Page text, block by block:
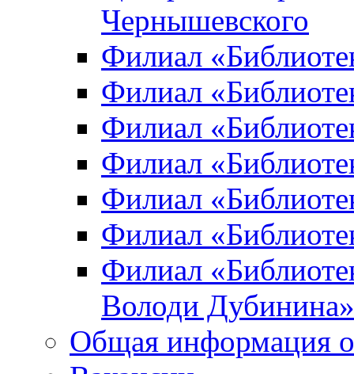
Чернышевского
Филиал
Филиал
Филиал
Филиал
Филиал
Филиал
Филиал
Володи Дубинина»
Общая информация